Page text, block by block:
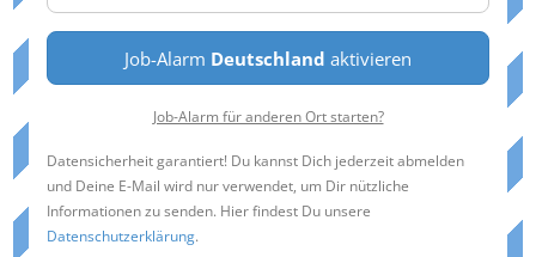
Job-Alarm Deutschland aktivieren
Job-Alarm für anderen Ort starten?
Datensicherheit garantiert! Du kannst Dich jederzeit abmelden
und Deine E-Mail wird nur verwendet, um Dir nützliche
Informationen zu senden. Hier findest Du unsere
Datenschutzerklärung.